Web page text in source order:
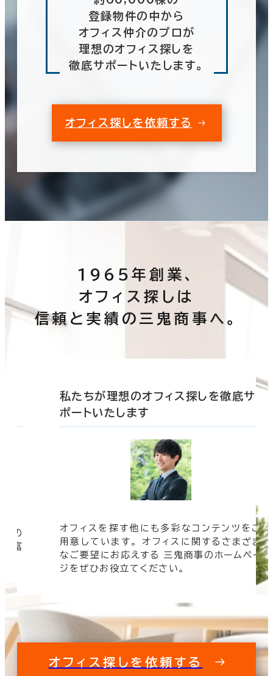
登録物件の中から
オフィス仲介のプロが
理想のオフィス探しを
徹底サポートいたします。
オフィス探しを依頼する
1965年創業、
オフィス探しは
信頼と実績の三鬼商事へ。
の
豊富
私たちが理想のオフィス探しを徹底サ
ポートいたします
オフィスを探す他にも多彩なコンテンツをご
用意しています。 オフィスに関するさまざま
なご要望にお応えする 三鬼商事のホームペー
ジをぜひお役立てください。
オフィス探しを依頼する